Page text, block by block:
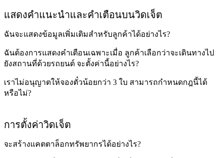
แสดงคำแนะนำและคำเตือนบนวิดเจ็ต
ฉันจะแสดงข้อมูลเพิ่มเติมสำหรับลูกค้าได้อย่างไร?
ฉันต้องการแสดงคำเตือนเฉพาะเมื่อ ลูกค้าเลือกว่าจะเดินทางไป
ยังสถานที่ด้วยรถยนต์ จะตั้งค่านี้อย่างไร?
เราไม่อนุญาตให้จองตั๋วน้อยกว่า 3 ใบ สามารถกำหนดกฎนี้ได้
หรือไม่?
การตั้งค่าวิดเจ็ต
จะสร้างแคตตาล็อกทรัพยากรได้อย่างไร?